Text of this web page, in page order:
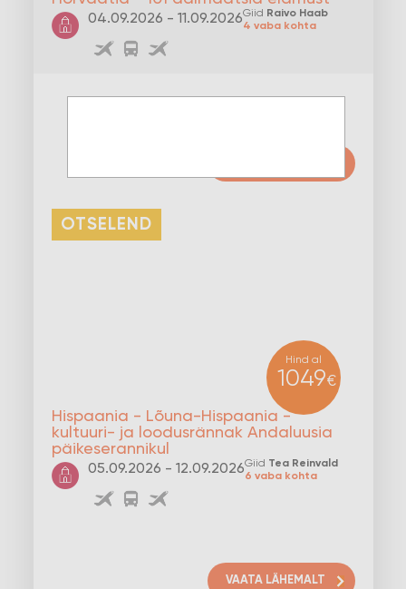
04.09.2026 - 11.09.2026Giid Raivo Haab
4 vaba kohta
OTSELEND
Hind al
1049€
Hispaania - Lõuna-Hispaania -
kultuuri- ja loodusrännak Andaluusia
päikeserannikul
05.09.2026 - 12.09.2026Giid Tea Reinvald
6 vaba kohta
VAATA LÄHEMALT